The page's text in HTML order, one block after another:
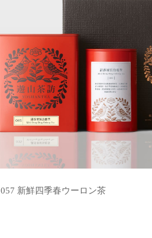
057 新鮮四季春ウーロン茶